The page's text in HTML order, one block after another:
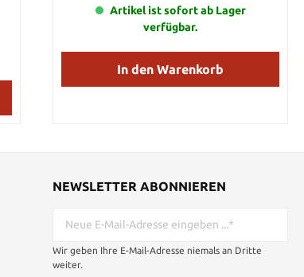
Artikel ist sofort ab Lager
verfügbar.
In den Warenkorb
NEWSLETTER ABONNIEREN
Wir geben Ihre E-Mail-Adresse niemals an Dritte
weiter.